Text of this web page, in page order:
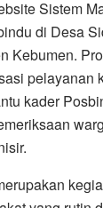
Sistem
di Desa
Kebumen.
pelayanan
kader